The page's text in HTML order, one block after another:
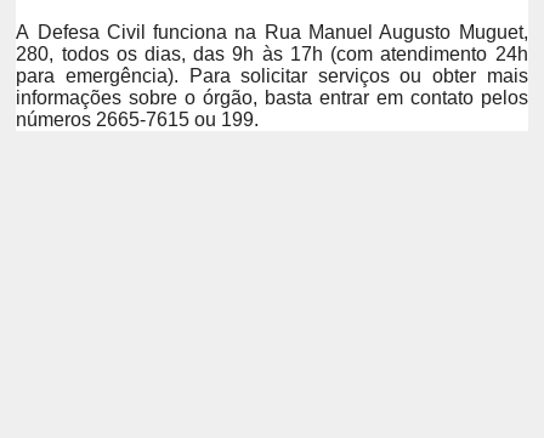
A Defesa Civil funciona na Rua Manuel Augusto Muguet,
280, todos os dias, das 9h às 17h (com atendimento 24h
para emergência). Para solicitar serviços ou obter mais
informações sobre o órgão, basta entrar em contato pelos
números 2665-7615 ou 199.